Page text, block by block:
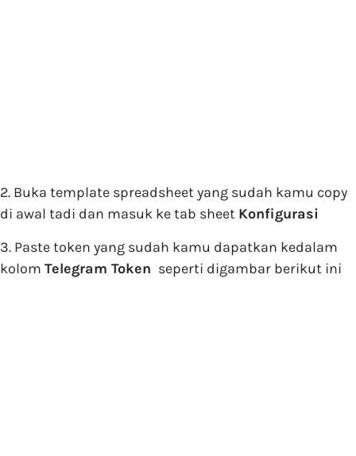
2. Buka template spreadsheet yang sudah kamu copy
di awal tadi dan masuk ke tab sheet Konfigurasi
3. Paste token yang sudah kamu dapatkan kedalam
kolom Telegram Token seperti digambar berikut ini